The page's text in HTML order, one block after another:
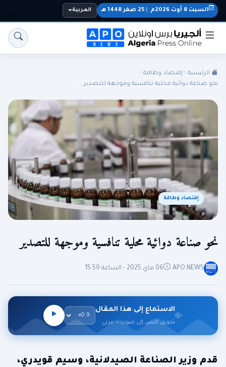
الجالية المنتخب الوطني سياسة
اقتصاد رياضة
السبت 8 أوت 2026م 25 صفر 1448 هـ العربية
الرئيسية
إقتصاد وطاقة
نحو صناعة دوائية محلية تنافسية وموجهة للتصدير...
إقتصاد وطاقة
نحو صناعة دوائية محلية تنافسية وموجهة للتصدير
APO NEWS 06 ماي 2025 - الساعة 15:59
الاستماع إلى هذا المقال
تحويل النص إلى صوت — عربي
قدم وزير الصناعة الصيدلانية، وسيم قويدري،